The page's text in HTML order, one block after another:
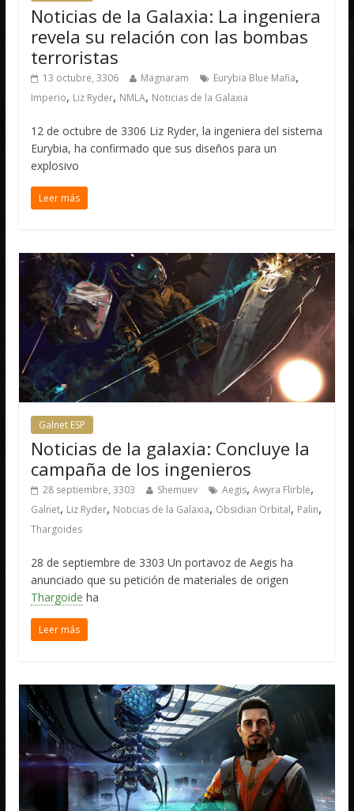
Noticias de la Galaxia: La ingeniera
revela su relación con las bombas
terroristas
13 octubre, 3306 Magnaram Eurybia Blue Mafia,
Imperio, Liz Ryder, NMLA, Noticias de la Galaxia
12 de octubre de 3306 Liz Ryder, la ingeniera del sistema
Eurybia, ha confirmado que sus diseños para un
explosivo
Leer más
Galnet ESP
Noticias de la galaxia: Concluye la
campaña de los ingenieros
28 septiembre, 3303 Shemuev Aegis,Awyra Flirble,
Galnet, Liz Ryder, Noticias de la Galaxia, Obsidian Orbital, Palin,
Thargoides
28 de septiembre de 3303 Un portavoz de Aegis ha
anunciado que su petición de materiales de origen
Thargoide ha
Leer más